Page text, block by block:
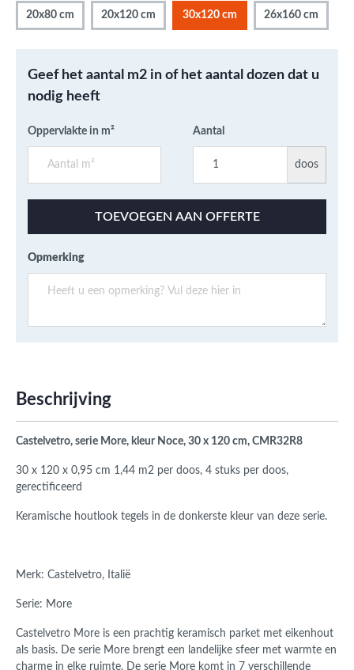
20x80 cm 20x120 cm 30x120 cm 26x160 cm
Geef het aantal m2 in of het aantal dozen dat u
nodig heeft
Oppervlakte in m² Aantal
doos
TOEVOEGEN AAN OFFERTE
Opmerking
Beschrijving
Castelvetro, serie More, kleur Noce, 30 x 120 cm, CMR32R8
30 x 120 x 0,95 cm 1,44 m2 per doos, 4 stuks per doos,
gerectificeerd
Keramische houtlook tegels in de donkerste kleur van deze serie.
Merk: Castelvetro, Italië
Serie: More
Castelvetro More is een prachtig keramisch parket met eikenhout
als basis. De serie More brengt een landelijke sfeer met warmte en
charme in elke ruimte. De serie More komt in 7 verschillende